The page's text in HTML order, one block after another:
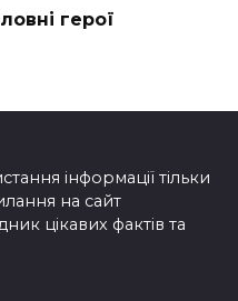
герої
інформації тільки
на сайт
цікавих фактів та